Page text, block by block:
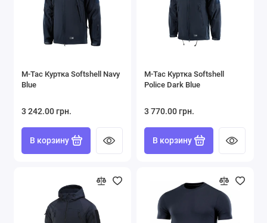
M-Tac Куртка Softshell Navy
Blue
3 242.00 грн.
В корзину
M-Tac Куртка Softshell
Police Dark Blue
3 770.00 грн.
В корзину